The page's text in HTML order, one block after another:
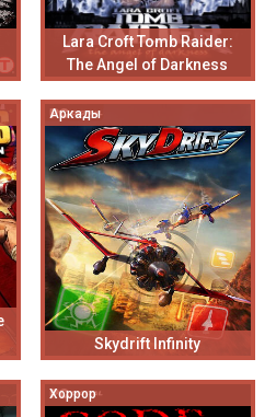
Lara Croft Tomb Raider:
The Angel of Darkness
Аркады
Skydrift Infinity
Хоррор